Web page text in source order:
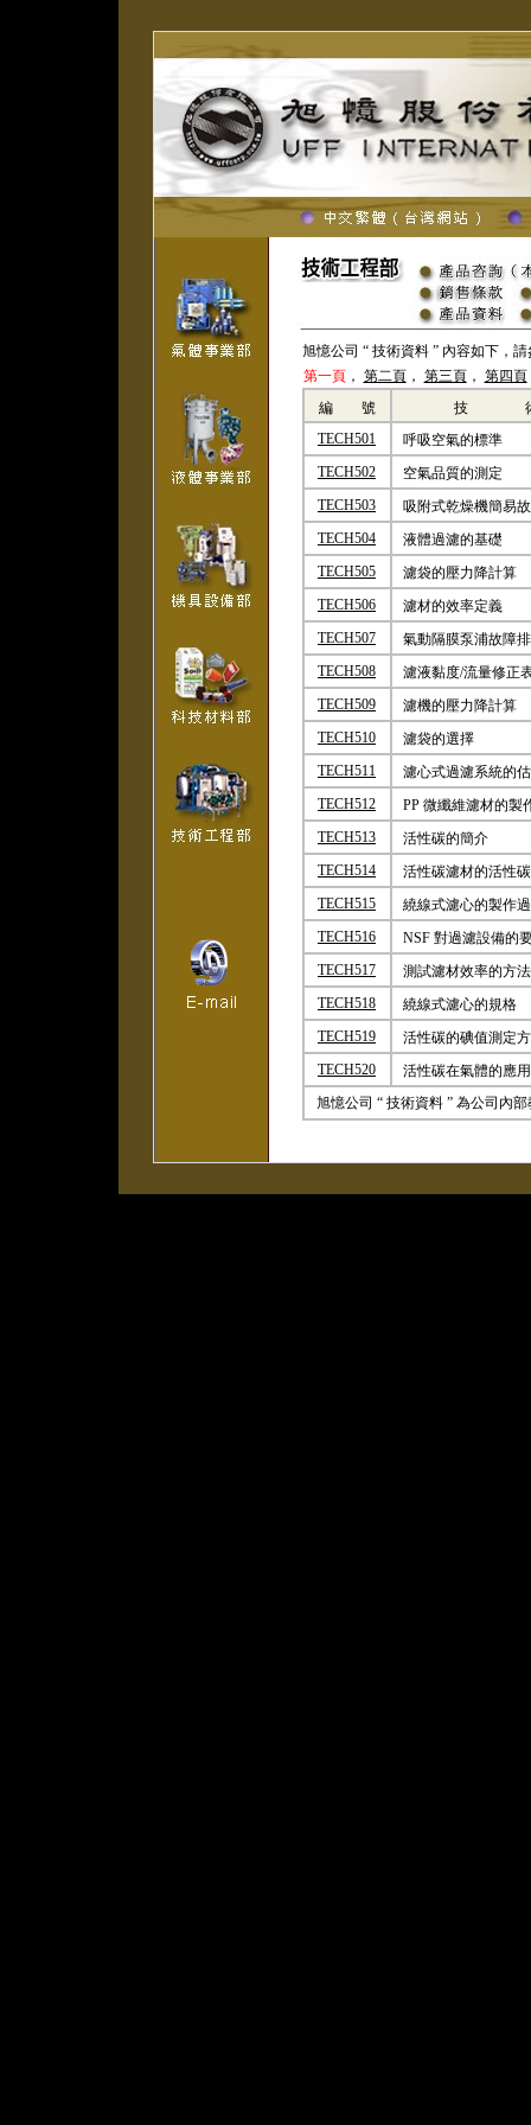
旭憶公司 “ 技術資料 ” 內容如下，請
第一頁， 第二頁， 第三頁， 第四頁
編 號
技
TECH501
呼吸空氣的標準
TECH502
空氣品質的測定
TECH503
吸附式乾燥機簡易
TECH504
液體過濾的基礎
TECH505
濾袋的壓力降計算
TECH506
濾材的效率定義
TECH507
氣動隔膜泵浦故障
TECH508
濾液黏度/流量修正
TECH509
濾機的壓力降計算
TECH510
濾袋的選擇
TECH511
濾心式過濾系統的
TECH512
PP 微纖維濾材的製
TECH513
活性碳的簡介
TECH514
活性碳濾材的活性
TECH515
繞線式濾心的製作
TECH516
NSF 對過濾設備的
TECH517
測試濾材效率的方法
TECH518
繞線式濾心的規格
TECH519
活性碳的碘值測定
TECH520
活性碳在氣體的應用
旭憶公司 “ 技術資料 ” 為公司內